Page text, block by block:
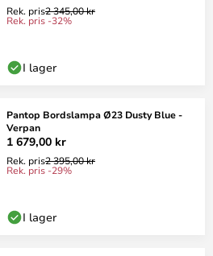
Rek. pris2 345,00 kr
Rek. pris -32%
I lager
Pantop Bordslampa Ø23 Dusty Blue -
Verpan
1 679,00 kr
Rek. pris2 395,00 kr
Rek. pris -29%
I lager